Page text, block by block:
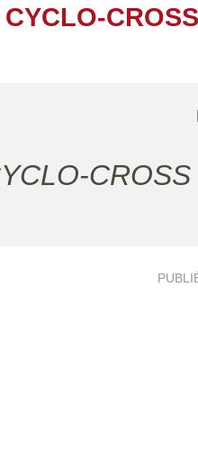
CYCLO-
CYCLO-